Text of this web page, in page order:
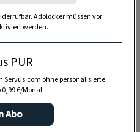
Adblocker müssen vor
werden.
PUR
Servus.com ohne personalisierte
0,99 €/Monat
Abo